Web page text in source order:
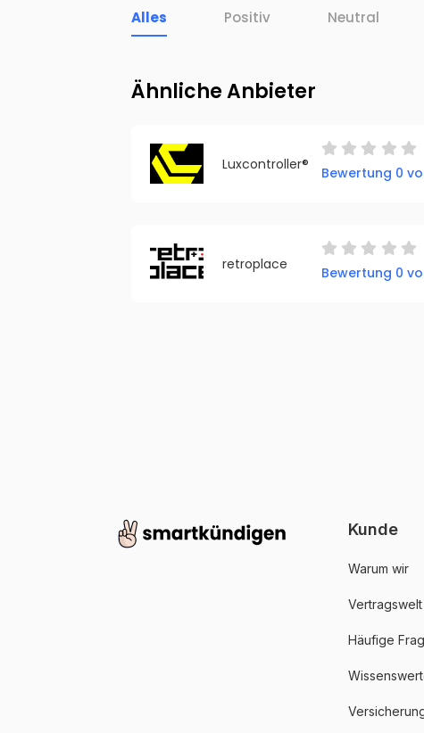
Alles Positiv Neutral
Ähnliche Anbieter
Luxcontroller®
Bewertung 0
retroplace
Bewertung 0
Kunde
Warum wir
Vertragswelt
Häufige